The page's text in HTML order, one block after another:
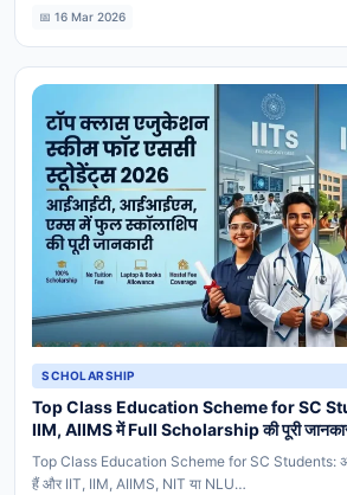
📅 16 Mar 2026
SCHOLARSHIP
Top Class Education Scheme for SC
IIM, AIIMS में Full Scholarship की पूरी
Top Class Education Scheme for SC Students:
हैं और IIT, IIM, AIIMS, NIT या NLU…